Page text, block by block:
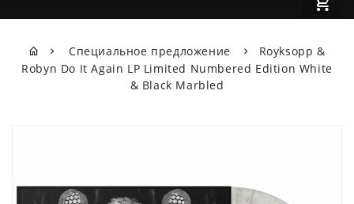
Специальное предложение
Royksopp &
Robyn Do It Again LP Limited Numbered Edition White
& Black Marbled